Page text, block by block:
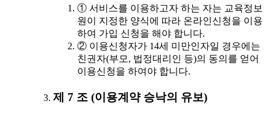
① 서비스를 이용하고자 하는 자는 교육정보
원이 지정한 양식에 따라 온라인신청을 이용
하여 가입 신청을 해야 합니다.
② 이용신청자가 14세 미만인자일 경우에는
친권자(부모, 법정대리인 등)의 동의를 얻어
이용신청을 하여야 합니다.
제 7 조 (이용계약 승낙의 유보)